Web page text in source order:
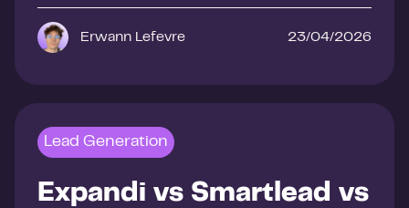
Erwann Lefevre 23/04/2026
Lead Generation
Expandi vs Smartlead vs